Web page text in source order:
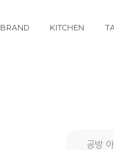
BRAND KITCHEN
공방